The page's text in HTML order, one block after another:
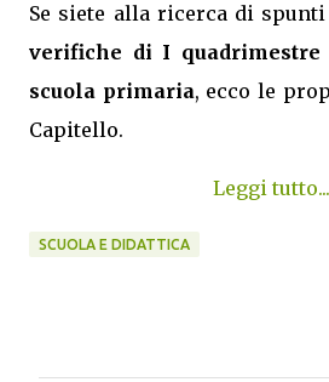
Se siete alla ricerca di
verifiche di I quadrimestre
scuola primaria, ecco le
Capitello.
Leggi tutto...
SCUOLA E DIDATTICA